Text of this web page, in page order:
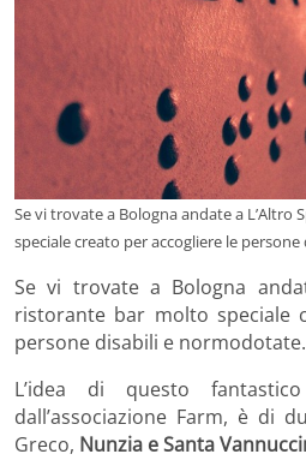
Se vi trovate a Bologna andate a
speciale creato per accogliere le
Se vi trovate a Bologna
ristorante bar molto speciale
persone disabili e normodotate.
L’idea di questo
dall’associazione Farm, è di
Greco, Nunzia e Santa